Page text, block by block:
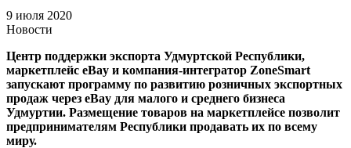
9 июля 2020
Новости
Центр поддержки экспорта Удмуртской Республики,
маркетплейс eBay и компания-интегратор ZoneSmart
запускают программу по развитию розничных экспортных
продаж через eBay для малого и среднего бизнеса
Удмуртии. Размещение товаров на маркетплейсе позволит
предпринимателям Республики продавать их по всему
миру.